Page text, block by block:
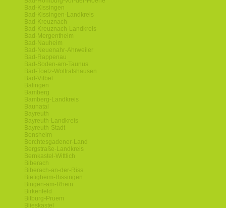
Bad-Kissingen
Bad-Kissingen-Landkreis
Bad-Kreuznach
Bad-Kreuznach-Landkreis
Bad-Mergentheim
Bad-Nauheim
Bad-Neuenahr-Ahrweiler
Bad-Rappenau
Bad-Soden-am-Taunus
Bad-Toelz-Wolfratshausen
Bad-Vilbel
Balingen
Bamberg
Bamberg-Landkreis
Baunatal
Bayreuth
Bayreuth-Landkreis
Bayreuth-Stadt
Bensheim
Berchtesgadener-Land
Bergstraße-Landkreis
Bernkastel-Wittlich
Biberach
Biberach-an-der-Riss
Bietigheim-Bissingen
Bingen-am-Rhein
Birkenfeld
Bitburg-Pruem
Blieskastel